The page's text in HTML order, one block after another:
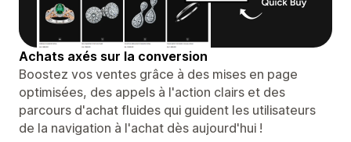
Achats axés sur la conversion
Boostez vos ventes grâce à des mises en page
optimisées, des appels à l'action clairs et des
parcours d'achat fluides qui guident les utilisateurs
de la navigation à l'achat dès aujourd'hui !